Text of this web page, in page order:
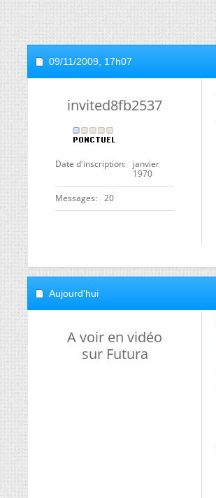
09/11/2009, 17h07
invited8fb2537
Date d'inscription
janvier
1970
Messages 20
Aujourd'hui
A voir en vidéo
sur Futura